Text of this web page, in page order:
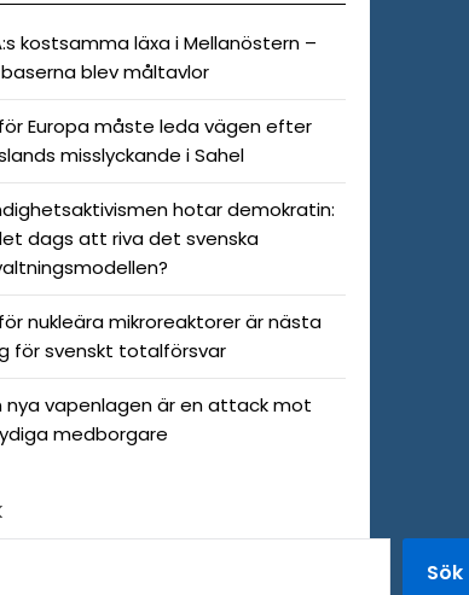
kostsamma läxa i Mellanöstern –
blev måltavlor
Europa måste leda vägen efter
misslyckande i Sahel
hotar demokratin:
dags att riva det svenska
nukleära mikroreaktorer är nästa
för svenskt totalförsvar
nya vapenlagen är en attack mot
medborgare
Sök